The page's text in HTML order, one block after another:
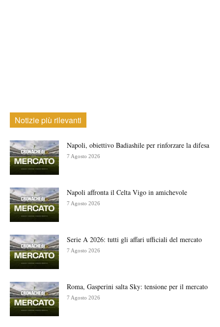
Notizie più rilevanti
Napoli, obiettivo Badiashile per rinforzare la difesa
7 Agosto 2026
Napoli affronta il Celta Vigo in amichevole
7 Agosto 2026
Serie A 2026: tutti gli affari ufficiali del mercato
7 Agosto 2026
Roma, Gasperini salta Sky: tensione per il mercato
7 Agosto 2026